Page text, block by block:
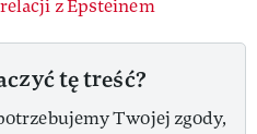
z Epsteinem
tę treść?
Twojej zgody,